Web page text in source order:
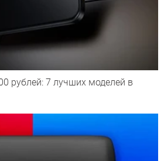
рублей: 7 лучших моделей в